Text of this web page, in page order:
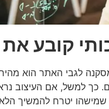
קובע
לגבי האתר הוא מהיר
כך למשל, אם העיצוב
שמישהו יטרח להמשיך